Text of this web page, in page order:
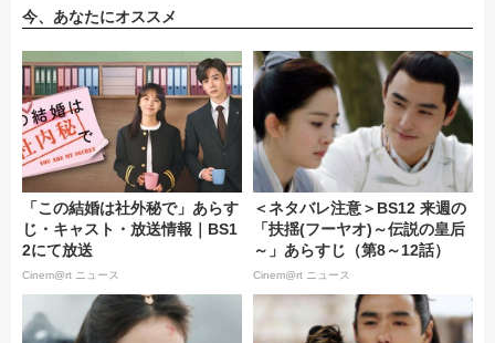
今、あなたにオススメ
「この結婚は社外秘で」あらす
じ・キャスト・放送情報｜BS1
2にて放送
Cinem@rt ニュース
＜ネタバレ注意＞BS12 来週の
「扶揺(フーヤオ)～伝説の皇后
～」あらすじ（第8～12話）
Cinem@rt ニュース